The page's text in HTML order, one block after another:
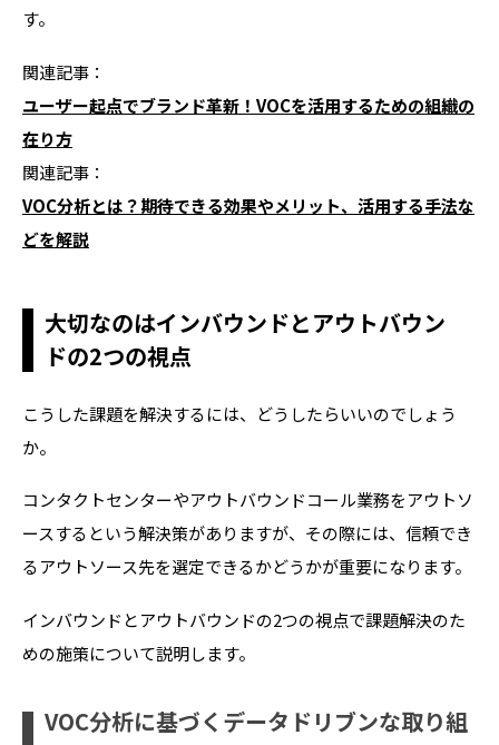
す。
関連記事：
ユーザー起点でブランド革新！VOCを活用するための組織の
在り方
関連記事：
VOC分析とは？期待できる効果やメリット、活用する手法な
どを解説
大切なのはインバウンドとアウトバウン
ドの2つの視点
こうした課題を解決するには、どうしたらいいのでしょう
か。
コンタクトセンターやアウトバウンドコール業務をアウトソ
ースするという解決策がありますが、その際には、信頼でき
るアウトソース先を選定できるかどうかが重要になります。
インバウンドとアウトバウンドの2つの視点で課題解決のた
めの施策について説明します。
VOC分析に基づくデータドリブンな取り組